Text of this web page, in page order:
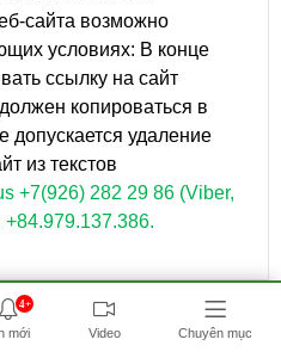
сайта возможно
условиях: В конце
ссылку на сайт
копироваться в
удаление
из текстов
+7(926) 282 29 86 (Viber,
4+
mới Video Chuyên mục